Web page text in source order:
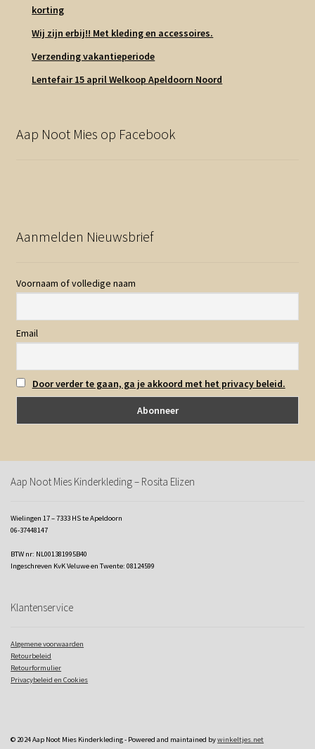
korting
Wij zijn erbij!! Met kleding en accessoires.
Verzending vakantieperiode
Lentefair 15 april Welkoop Apeldoorn Noord
Aap Noot Mies op Facebook
Aanmelden Nieuwsbrief
Voornaam of volledige naam
Email
Door verder te gaan, ga je akkoord met het privacy beleid.
Aap Noot Mies Kinderkleding – Rosita Elizen
Wielingen 17 – 7333 HS te Apeldoorn
06-37448147
BTW nr: NL001381995B40
Ingeschreven KvK Veluwe en Twente: 08124599
Klantenservice
Algemene voorwaarden
Retourbeleid
Retourformulier
Privacybeleid en Cookies
© 2024 Aap Noot Mies Kinderkleding - Powered and maintained bywinkeltjes.net